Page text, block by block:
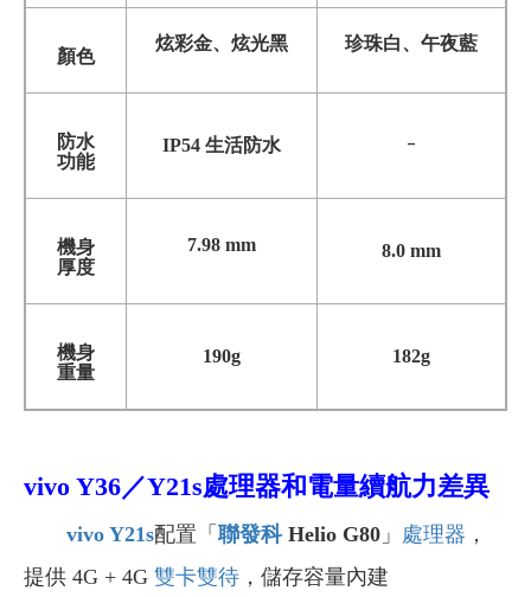
顏色
炫彩金、炫光黑 珍珠白、午夜藍
防水
功能
IP54 生活防水 -
機身
厚度
7.98 mm 8.0 mm
機身
重量
190g 182g
vivo Y36／Y21s處理器和電量續航力差異
vivo Y21s配置「 聯發科Helio G80 」 處理器 ，
提供 4G + 4G 雙卡雙待 ，儲存容量內建